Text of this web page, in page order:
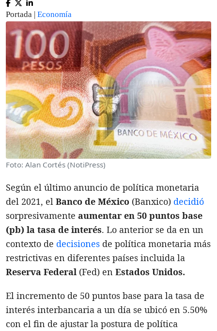
Portada | Economía
Foto: Alan Cortés (NotiPress)
Según el último anuncio de política monetaria
del 2021, el Banco de México (Banxico) decidió
sorpresivamente aumentar en 50 puntos base
(pb) la tasa de interés. Lo anterior se da en un
contexto de decisiones de política monetaria más
restrictivas en diferentes países incluida la
Reserva Federal (Fed) en Estados Unidos.
El incremento de 50 puntos base para la tasa de
interés interbancaria a un día se ubicó en 5.50%
con el fin de ajustar la postura de política